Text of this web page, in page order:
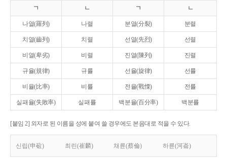
ㄱ ㄴ ㄱ ㄴ
나열(羅列) 나렬 분열(分裂) 분렬
치열(齒列) 치렬 선열(先烈) 선렬
비열(卑劣) 비렬 진열(陳列) 진렬
규율(規律) 규률 선율(旋律) 선률
비율(比率) 비률 전율(戰慄) 전률
실패율(失敗率) 실패률 백분율(百分率) 백분률
[붙임 2] 외자로 된 이름을 성에 붙여 쓸 경우에도 본음대로 적을 수 있다.
신립(申砬) 최린(崔麟) 채륜(蔡倫) 하륜(河崙)